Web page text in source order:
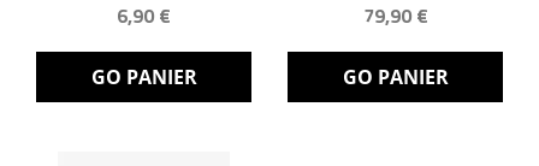
6,90 €
GO PANIER
79,90 €
GO PANIER